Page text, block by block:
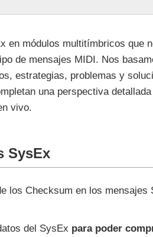
en módulos multitímbricos que
de mensajes MIDI. Nos
estrategias, problemas y
una perspectiva
vivo.
SysEx
los Checksum en los mensajes
del SysEx para poder